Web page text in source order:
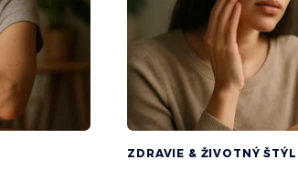
ZDRAVIE & ŽIVOTNÝ ŠTÝL